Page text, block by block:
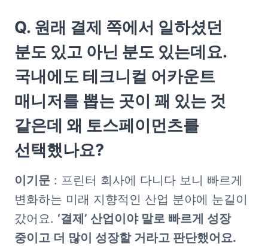
Q. 원래 결제 쪽에서 일하셨던
분도 있고 아닌 분도 있는데요.
국내에도 테크니컬 어카운트
매니저를 뽑는 곳이 꽤 있는 것
같은데 왜 토스페이먼츠를
선택했나요?
이기문 : 프린터 회사에 다니다 보니 빠르게
변화하는 미래 지향적인 산업 분야에 눈길이
갔어요. ‘결제’ 산업이야 말로 빠르게 성장
중이고 더 많이 성장할 거라고 판단했어요.